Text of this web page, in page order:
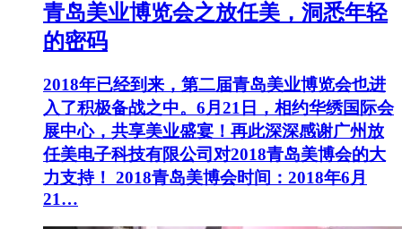
青岛美业博览会之放任美，洞悉年轻
的密码
2018年已经到来，第二届青岛美业博览会也进
入了积极备战之中。6月21日，相约华绣国际会
展中心，共享美业盛宴！再此深深感谢广州放
任美电子科技有限公司对2018青岛美博会的大
力支持！ 2018青岛美博会时间：2018年6月
21…